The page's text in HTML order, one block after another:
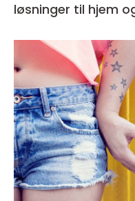
løsninger til hjem